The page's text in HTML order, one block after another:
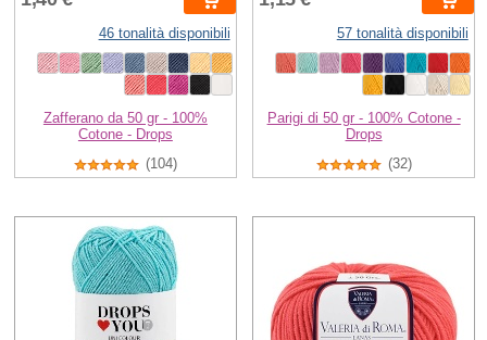
46 tonalità disponibili
Zafferano da 50 gr - 100%
Cotone - Drops
(104)
57 tonalità disponibili
Parigi di 50 gr - 100% Cotone -
Drops
(32)